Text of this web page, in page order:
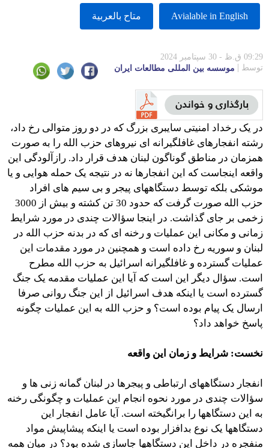
Avialable in English متاح بالعربية
09:29 ق.ظ - 30 سپتامبر 2024
توسط
موسسه بين المللى مطالعات ايران
در یک رخداد امنیتی سایبری بزرگ که در دو روز متوالی رخ داد،
رشته انفجارهای غافلگیرانه ای نیروهای حزب الله را به صورت
همزمان در مناطق گوناگون لبنان هدف قرار داد. رازآلودگی این
واقعه اینجاست که این انفجارها نه در نتیجه یک حمله هوایی و یا
موشکی بلکه توسط دستگاههای پیجر و بی سیم های افراد
حزب الله صورت گرفت که حدود 30 تن کشته و بیش از 3000
زخمی بر جای گذاشت. در اینجا سؤالات چندی در مورد شرایط
زمانی و مکانی این عملیات و رخنه ای که در بدنه حزب الله در
لبنان و سوریه رخ داده است و همچنین در مورد مقدمات این
عملیات گسترده و غافلگیرانه اسرائیل به حزب الله مطرح
است. سؤال دیگر این است که آیا این عملیات مقدمه یک جنگ
گسترده است یا اینکه هدف اسرائیل از این جنگ روانی صرفا
ارسال یک پیام بوده است؟ و حزب الله به این عملیات چگونه
پاسخ خواهد داد؟
نخست: شرایط و زمان این واقعه
انفجار دستگاههای ارتباطی و پیجرها در لبنان گمانه زنی ها و
سؤالات چندی در مورد نحوه انجام این عملیات و چگونگی رخنه
به این دستگاهها را برانگیخته است. آیا عامل انفجار این
دستگاهها یک نوع بدافزار بوده است یا اینکه پیشاپیش مواد
منفجره در داخل این دستگاهها جاسازی شده بود؟ در میان همه